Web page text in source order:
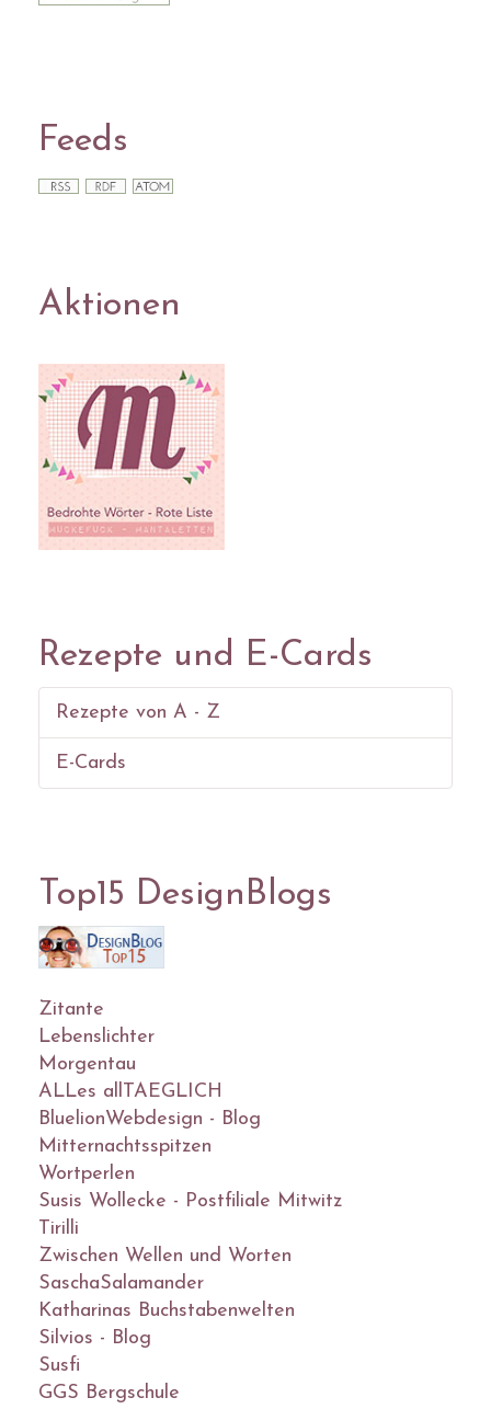
Feeds
Aktionen
Rezepte und E-Cards
Rezepte von A - Z
E-Cards
Top15 DesignBlogs
Zitante
Lebenslichter
Morgentau
ALLes allTAEGLICH
BluelionWebdesign - Blog
Mitternachtsspitzen
Wortperlen
Susis Wollecke - Postfiliale Mitwitz
Tirilli
Zwischen Wellen und Worten
SaschaSalamander
Katharinas Buchstabenwelten
Silvios - Blog
Susfi
GGS Bergschule